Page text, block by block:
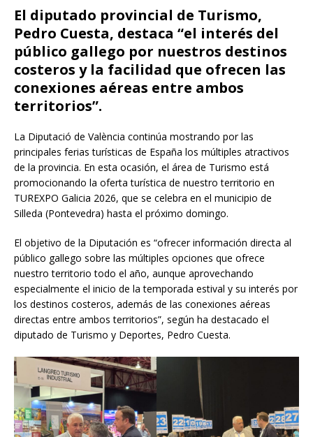
El diputado provincial de Turismo,
Pedro Cuesta, destaca “el interés del
público gallego por nuestros destinos
costeros y la facilidad que ofrecen las
conexiones aéreas entre ambos
territorios”.
La Diputació de València continúa mostrando por las
principales ferias turísticas de España los múltiples atractivos
de la provincia. En esta ocasión, el área de Turismo está
promocionando la oferta turística de nuestro territorio en
TUREXPO Galicia 2026, que se celebra en el municipio de
Silleda (Pontevedra) hasta el próximo domingo.
El objetivo de la Diputación es “ofrecer información directa al
público gallego sobre las múltiples opciones que ofrece
nuestro territorio todo el año, aunque aprovechando
especialmente el inicio de la temporada estival y su interés por
los destinos costeros, además de las conexiones aéreas
directas entre ambos territorios”, según ha destacado el
diputado de Turismo y Deportes, Pedro Cuesta.